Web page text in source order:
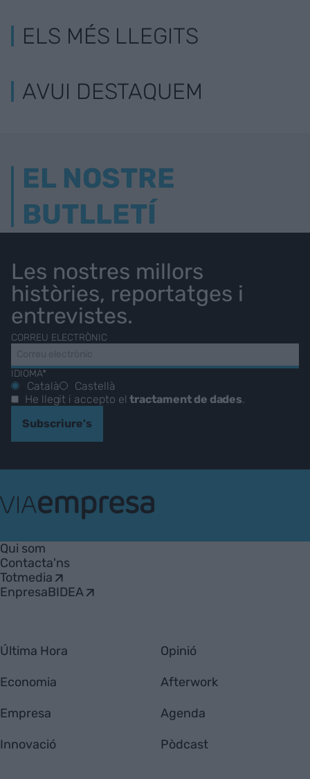
ELS MÉS LLEGITS
AVUI DESTAQUEM
EL NOSTRE
BUTLLETÍ
Les nostres millors
històries, reportatges i
entrevistes.
CORREU ELECTRÒNIC
IDIOMA*
Català
Castellà
He llegit i accepto eltractament de dades.
Subscriure's
Empresa
Qui som
Contacta'ns
Totmedia
EnpresaBIDEA
Última Hora
Economia
Empresa
Innovació
Opinió
Afterwork
Agenda
Pòdcast